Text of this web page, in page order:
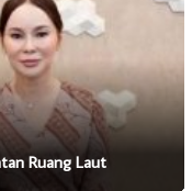
Ruang Laut